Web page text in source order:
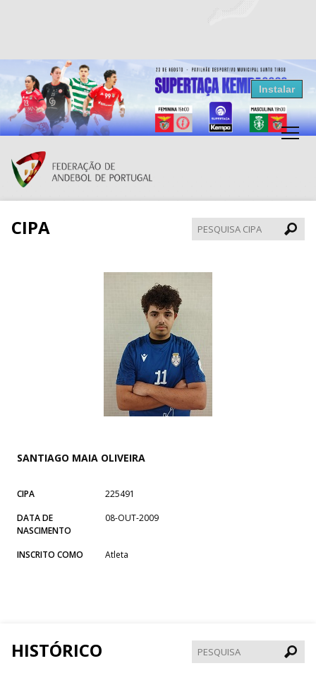
Resultados Andebol
Federação de Andebol de Portugal
Grátis - Disponivel na Play Store
Instalar
CIPA
CIPA
SANTIAGO MAIA OLIVEIRA
CIPA
225491
DATA DE
NASCIMENTO
08-OUT-2009
INSCRITO COMO Atleta
HISTÓRICO